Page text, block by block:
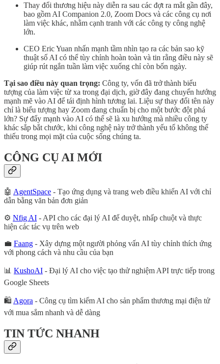
Thay đổi thương hiệu này diễn ra sau các đợt ra mắt gần đây,
bao gồm AI Companion 2.0, Zoom Docs và các công cụ nơi
làm việc khác, nhằm cạnh tranh với các công ty công nghệ
lớn.
CEO Eric Yuan nhấn mạnh tầm nhìn tạo ra các bản sao kỹ
thuật số AI có thể tùy chỉnh hoàn toàn và tin rằng điều này sẽ
giúp rút ngắn tuần làm việc xuống chỉ còn bốn ngày.
Tại sao điều này quan trọng: Công ty, vốn đã trở thành biểu
tượng của làm việc từ xa trong đại dịch, giờ đây đang chuyển hướng
mạnh mẽ vào AI để tái định hình tương lai. Liệu sự thay đổi tên này
chỉ là biểu tượng hay Zoom đang chuẩn bị cho một bước đột phá
lớn? Sự đẩy mạnh vào AI có thể sẽ là xu hướng mà nhiều công ty
khác sắp bắt chước, khi công nghệ này trở thành yếu tố không thể
thiếu trong mọi mặt của cuộc sống chúng ta.
CÔNG CỤ AI MỚI
🤖 AgentSpace - Tạo ứng dụng và trang web điều khiển AI với chỉ
dẫn bằng văn bản đơn giản
⚙️ Nfig AI - API cho các đại lý AI để duyệt, nhấp chuột và thực
hiện các tác vụ trên web
💼 Faang - Xây dựng một người phỏng vấn AI tùy chỉnh thích ứng
với phong cách và nhu cầu của bạn
📊 KushoAI - Đại lý AI cho việc tạo thử nghiệm API trực tiếp trong
Google Sheets
🛍️ Agora - Công cụ tìm kiếm AI cho sản phẩm thương mại điện tử
với mua sắm nhanh và dễ dàng
TIN TỨC NHANH